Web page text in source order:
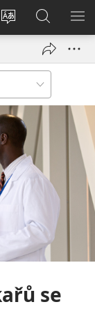
Změnit
stránek
Hledat
na
JW.ORG
se